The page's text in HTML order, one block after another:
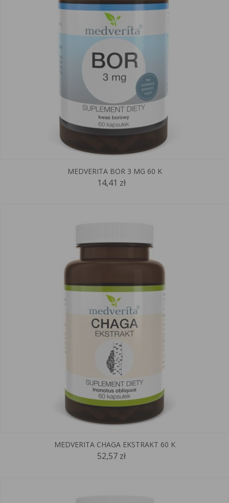
MEDVERITA BOR 3 MG 60 K
14,41 zł
MEDVERITA CHAGA EKSTRAKT 60 K
52,57 zł